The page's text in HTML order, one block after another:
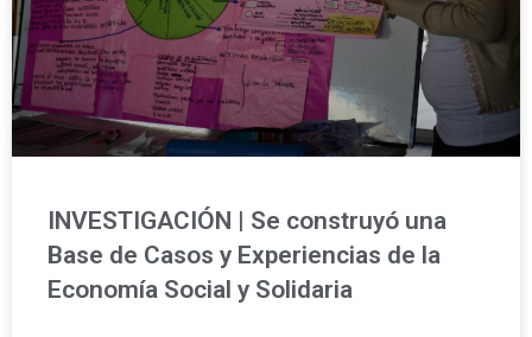
INVESTIGACIÓN | Se construyó una
Base de Casos y Experiencias de la
Economía Social y Solidaria